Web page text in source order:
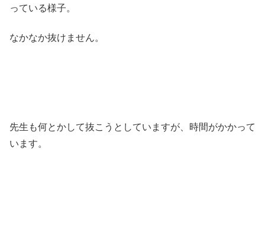
っている様子。
なかなか抜けません。
先生も何とかして抜こうとしていますが、時間がかかって
います。